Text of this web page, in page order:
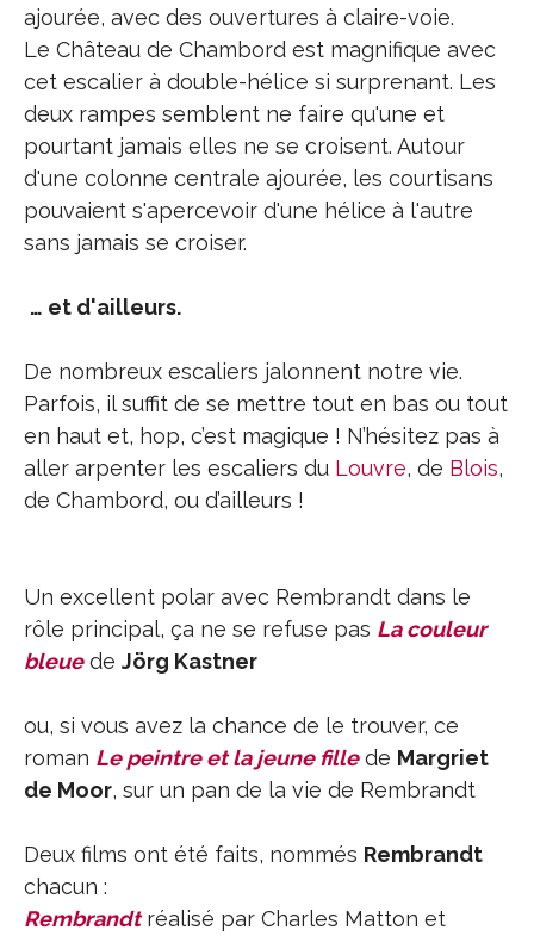
ajourée, avec des ouvertures à claire-voie.
Le Château de Chambord est magnifique avec
cet escalier à double-hélice si surprenant. Les
deux rampes semblent ne faire qu'une et
pourtant jamais elles ne se croisent. Autour
d'une colonne centrale ajourée, les courtisans
pouvaient s'apercevoir d'une hélice à l'autre
sans jamais se croiser.
… et d'ailleurs.
De nombreux escaliers jalonnent notre vie.
Parfois, il suffit de se mettre tout en bas ou tout
en haut et, hop, c’est magique ! N’hésitez pas à
aller arpenter les escaliers du Louvre, de Blois,
de Chambord, ou d’ailleurs !
Un excellent polar avec Rembrandt dans le
rôle principal, ça ne se refuse pas La couleur
bleuede Jörg Kastner
ou, si vous avez la chance de le trouver, ce
roman Le peintre et la jeune fillede Margriet
de Moor, sur un pan de la vie de Rembrandt
Deux films ont été faits, nommés Rembrandt
chacun :
Rembrandtréalisé par Charles Matton et